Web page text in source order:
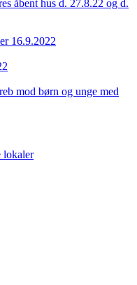
åbent hus d. 27.8.22 og d.
16.9.2022
mod børn og unge med
lokaler